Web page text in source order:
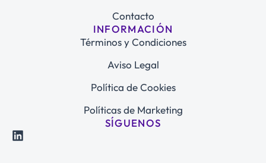
Contacto
INFORMACIÓN
Términos y Condiciones
Aviso Legal
Política de Cookies
Políticas de Marketing
SÍGUENOS